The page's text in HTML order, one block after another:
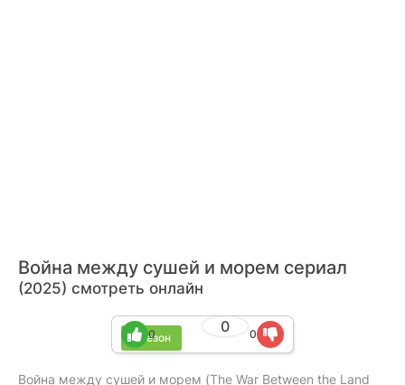
Война между сушей и морем сериал
(2025) смотреть онлайн
1 сезон
0
0 0
Война между сушей и морем (The War Between the Land